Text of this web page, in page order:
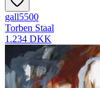
gall5500
Torben Staal
1.234 DKK